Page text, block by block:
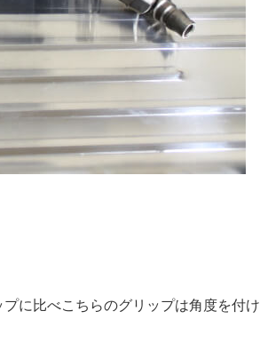
に比べこちらのグリップは角度を付け